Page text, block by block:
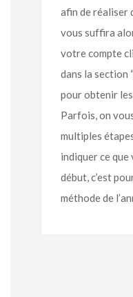
afin de réaliser
vous suffira
votre compte
dans la section
pour obtenir
Parfois, on
multiples
indiquer ce que
début, c’est
méthode de